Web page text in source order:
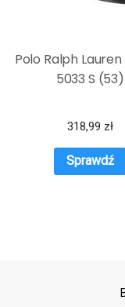
Polo Ralph Lauren
5033 S (53)
318,99 zł
Sprawdź